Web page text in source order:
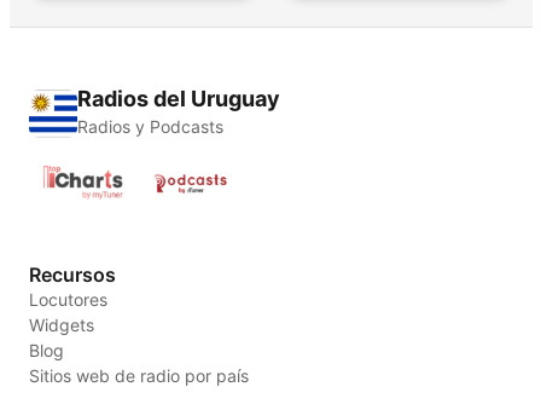
Radios del Uruguay
Radios y Podcasts
Recursos
Locutores
Widgets
Blog
Sitios web de radio por país